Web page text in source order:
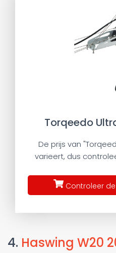
Torqeedo
De prijs van
varieert, dus
Controleer de
4. Haswing W20